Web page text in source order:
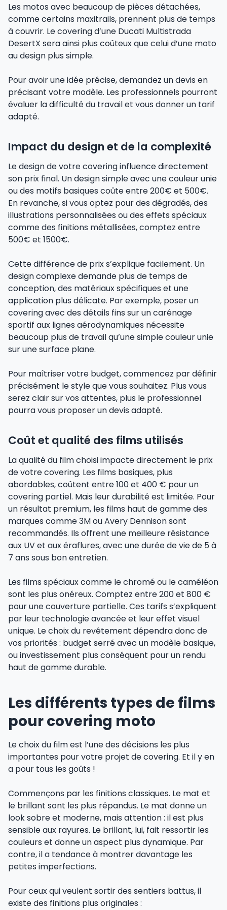
Les motos avec beaucoup de pièces détachées,
comme certains maxitrails, prennent plus de temps
à couvrir. Le covering d’une Ducati Multistrada
DesertX sera ainsi plus coûteux que celui d’une moto
au design plus simple.
Pour avoir une idée précise, demandez un devis en
précisant votre modèle. Les professionnels pourront
évaluer la difficulté du travail et vous donner un tarif
adapté.
Impact du design et de la complexité
Le design de votre covering influence directement
son prix final. Un design simple avec une couleur unie
ou des motifs basiques coûte entre 200€ et 500€.
En revanche, si vous optez pour des dégradés, des
illustrations personnalisées ou des effets spéciaux
comme des finitions métallisées, comptez entre
500€ et 1500€.
Cette différence de prix s’explique facilement. Un
design complexe demande plus de temps de
conception, des matériaux spécifiques et une
application plus délicate. Par exemple, poser un
covering avec des détails fins sur un carénage
sportif aux lignes aérodynamiques nécessite
beaucoup plus de travail qu’une simple couleur unie
sur une surface plane.
Pour maîtriser votre budget, commencez par définir
précisément le style que vous souhaitez. Plus vous
serez clair sur vos attentes, plus le professionnel
pourra vous proposer un devis adapté.
Coût et qualité des films utilisés
La qualité du film choisi impacte directement le prix
de votre covering. Les films basiques, plus
abordables, coûtent entre 100 et 400 € pour un
covering partiel. Mais leur durabilité est limitée. Pour
un résultat premium, les films haut de gamme des
marques comme 3M ou Avery Dennison sont
recommandés. Ils offrent une meilleure résistance
aux UV et aux éraflures, avec une durée de vie de 5 à
7 ans sous bon entretien.
Les films spéciaux comme le chromé ou le caméléon
sont les plus onéreux. Comptez entre 200 et 800 €
pour une couverture partielle. Ces tarifs s’expliquent
par leur technologie avancée et leur effet visuel
unique. Le choix du revêtement dépendra donc de
vos priorités : budget serré avec un modèle basique,
ou investissement plus conséquent pour un rendu
haut de gamme durable.
Les différents types de films
pour covering moto
Le choix du film est l’une des décisions les plus
importantes pour votre projet de covering. Et il y en
a pour tous les goûts !
Commençons par les finitions classiques. Le mat et
le brillant sont les plus répandus. Le mat donne un
look sobre et moderne, mais attention : il est plus
sensible aux rayures. Le brillant, lui, fait ressortir les
couleurs et donne un aspect plus dynamique. Par
contre, il a tendance à montrer davantage les
petites imperfections.
Pour ceux qui veulent sortir des sentiers battus, il
existe des finitions plus originales :